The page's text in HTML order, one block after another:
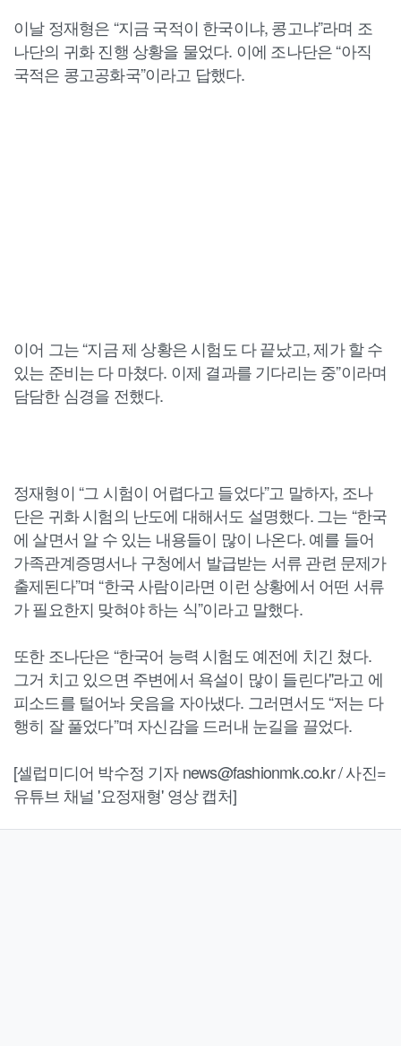
이날 정재형은 “지금 국적이 한국이냐, 콩고냐”라며 조
나단의 귀화 진행 상황을 물었다. 이에 조나단은 “아직
국적은 콩고공화국”이라고 답했다.
이어 그는 “지금 제 상황은 시험도 다 끝났고, 제가 할 수
있는 준비는 다 마쳤다. 이제 결과를 기다리는 중”이라며
담담한 심경을 전했다.
정재형이 “그 시험이 어렵다고 들었다”고 말하자, 조나
단은 귀화 시험의 난도에 대해서도 설명했다. 그는 “한국
에 살면서 알 수 있는 내용들이 많이 나온다. 예를 들어
가족관계증명서나 구청에서 발급받는 서류 관련 문제가
출제된다”며 “한국 사람이라면 이런 상황에서 어떤 서류
가 필요한지 맞혀야 하는 식”이라고 말했다.
또한 조나단은 “한국어 능력 시험도 예전에 치긴 쳤다.
그거 치고 있으면 주변에서 욕설이 많이 들린다"라고 에
피소드를 털어놔 웃음을 자아냈다. 그러면서도 “저는 다
행히 잘 풀었다”며 자신감을 드러내 눈길을 끌었다.
[셀럽미디어 박수정 기자 news@fashionmk.co.kr / 사진=
유튜브 채널 '요정재형' 영상 캡처]